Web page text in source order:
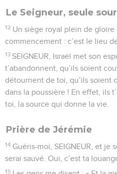
Le Seigneur, seule
12 Un siège royal plein de
commencement : c’est le lieu
13 SEIGNEUR, Israël met son
t’abandonnent, qu’ils soient
détournent de toi, qu’ils soient
dans la poussière ! En effet, ils
toi, la source qui donne la vie.
Prière de Jérémie
14 Guéris-moi, SEIGNEUR, et je
serai sauvé. Oui, c’est ta
15